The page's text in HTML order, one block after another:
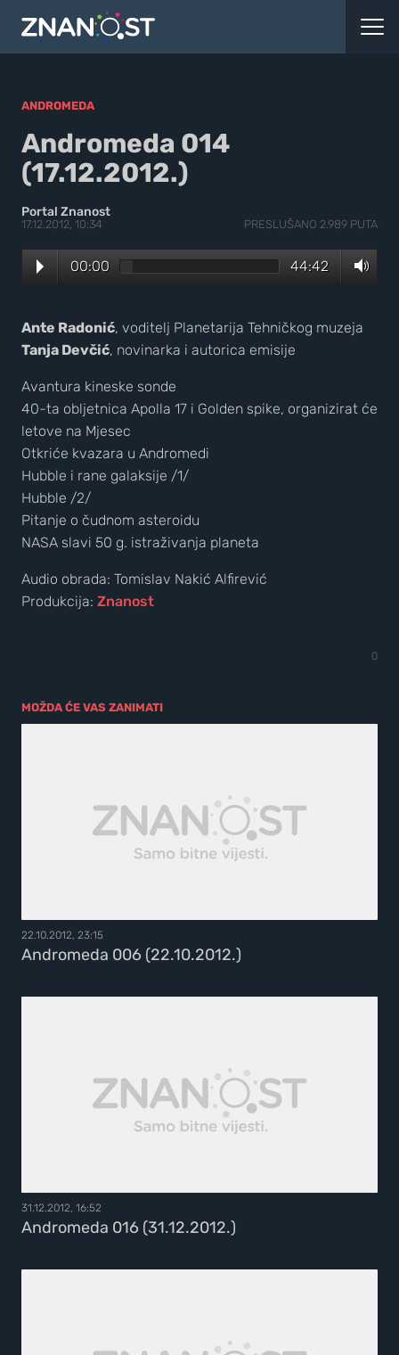
ANDROMEDA
Andromeda 014
(17.12.2012.)
Portal Znanost
17.12.2012, 10:34 PRESLUŠANO 2.989 PUTA
00:00 44:42
Ante Radonić, voditelj Planetarija Tehničkog muzeja
Tanja Devčić, novinarka i autorica emisije
Avantura kineske sonde
40-ta obljetnica Apolla 17 i Golden spike, organizirat će
letove na Mjesec
Otkriće kvazara u Andromedi
Hubble i rane galaksije /1/
Hubble /2/
Pitanje o čudnom asteroidu
NASA slavi 50 g. istraživanja planeta
Audio obrada: Tomislav Nakić Alfirević
Produkcija: Znanost
0
MOŽDA ĆE VAS ZANIMATI
22.10.2012, 23:15
Andromeda 006 (22.10.2012.)
31.12.2012, 16:52
Andromeda 016 (31.12.2012.)